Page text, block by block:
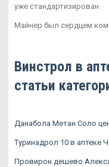
уже стандартизирован.
Майнер был сердцем
Винстрол в
статьи
Данабола Метан Соло
Туринадрол 10 в аптеке
Провирон дешево